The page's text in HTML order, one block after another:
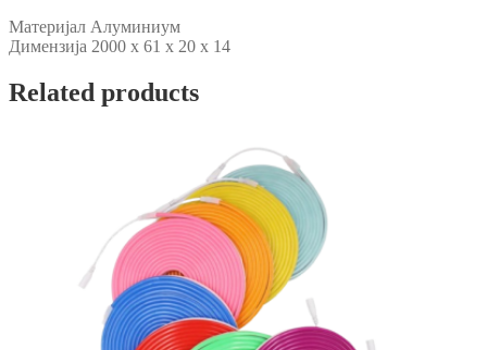
Материјал Алуминиум
Димензија 2000 x 61 x 20 x 14
Related products